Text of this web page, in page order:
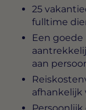
25
fulltime
Een
aan
afhankelijk